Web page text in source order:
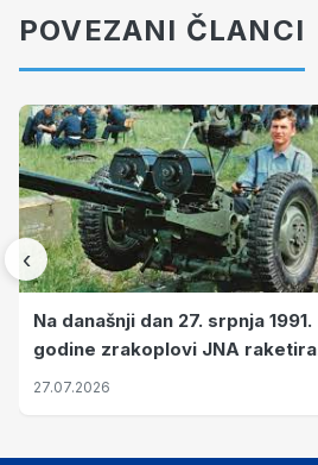
POVEZANI ČLANCI
‹
Na današnji dan 27. srpnja 1991.
godine zrakoplovi JNA
su vojarnu i obučni centar
27.07.2026